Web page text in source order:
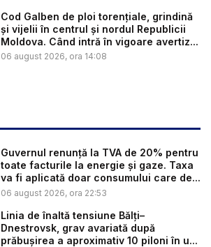
Cod Galben de ploi torențiale, grindină
și vijelii în centrul și nordul Republicii
Moldova. Când intră în vigoare avertiz...
06 august 2026, ora 14:08
Guvernul renunță la TVA de 20% pentru
toate facturile la energie și gaze. Taxa
va fi aplicată doar consumului care de...
06 august 2026, ora 22:53
Linia de înaltă tensiune Bălți–
Dnestrovsk, grav avariată după
prăbușirea a aproximativ 10 piloni în u...